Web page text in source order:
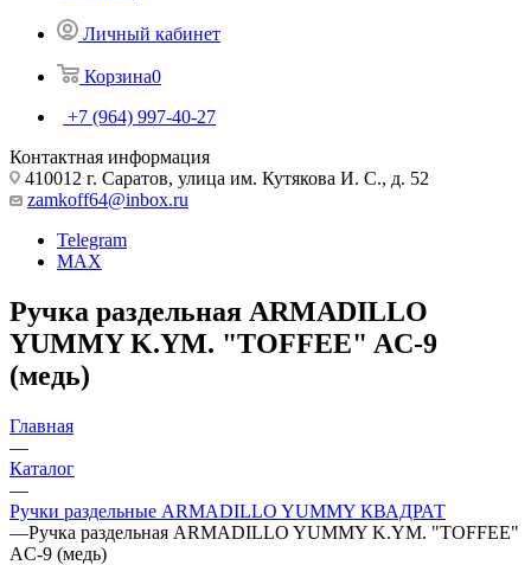
Личный кабинет
Корзина0
+7 (964) 997-40-27
Контактная информация
410012 г. Саратов, улица им. Кутякова И. С., д. 52
zamkoff64@inbox.ru
Telegram
MAX
Ручка раздельная ARMADILLO
YUMMY K.YM. "TOFFEE" AC-9
(медь)
Главная
—
Каталог
—
Ручки раздельные ARMADILLO YUMMY КВАДРАТ
—Ручка раздельная ARMADILLO YUMMY K.YM. "TOFFEE"
AC-9 (медь)